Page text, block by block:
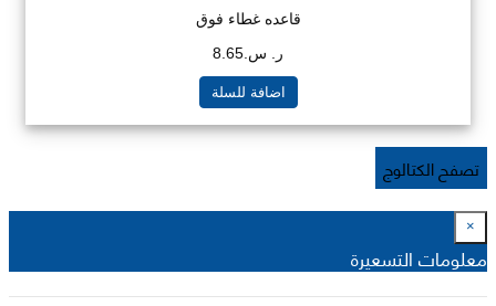
قاعده غطاء فوق
ر. س.8.65
اضافة للسلة
تصفح الكتالوج
×
معلومات التسعيرة